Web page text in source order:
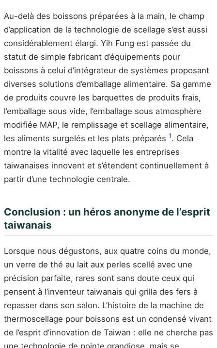
Au-delà des boissons préparées à la main, le champ
d’application de la technologie de scellage s’est aussi
considérablement élargi. Yih Fung est passée du
statut de simple fabricant d’équipements pour
boissons à celui d’intégrateur de systèmes proposant
diverses solutions d’emballage alimentaire. Sa gamme
de produits couvre les barquettes de produits frais,
l’emballage sous vide, l’emballage sous atmosphère
modifiée MAP, le remplissage et scellage alimentaire,
les aliments surgelés et les plats préparés 1. Cela
montre la vitalité avec laquelle les entreprises
taiwanaises innovent et s’étendent continuellement à
partir d’une technologie centrale.
Conclusion : un héros anonyme de l’esprit
taiwanais
Lorsque nous dégustons, aux quatre coins du monde,
un verre de thé au lait aux perles scellé avec une
précision parfaite, rares sont sans doute ceux qui
pensent à l’inventeur taiwanais qui grilla des fers à
repasser dans son salon. L’histoire de la machine de
thermoscellage pour boissons est un condensé vivant
de l’esprit d’innovation de Taiwan : elle ne cherche pas